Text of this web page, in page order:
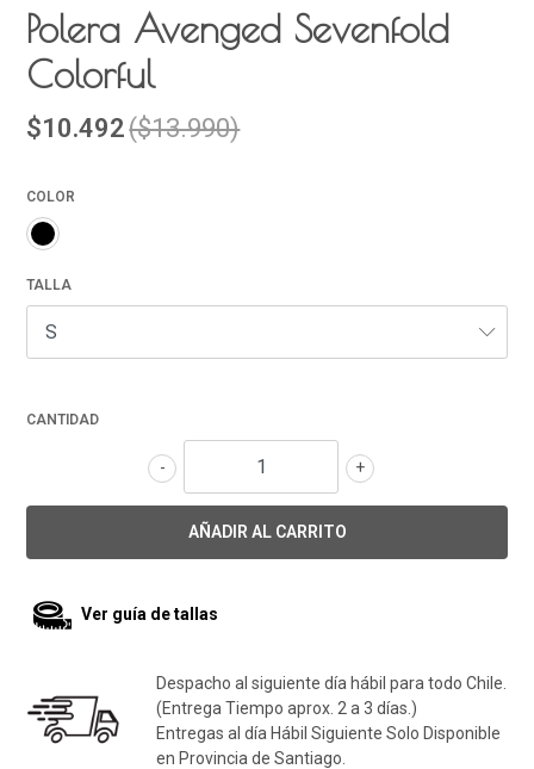
Polera Avenged Sevenfold
Colorful
$10.492($13.990)
COLOR
TALLA
CANTIDAD
+
-
Ver guía de tallas
Despacho al siguiente día hábil para todo Chile.
(Entrega Tiempo aprox. 2 a 3 días.)
Entregas al día Hábil Siguiente Solo Disponible
en Provincia de Santiago.